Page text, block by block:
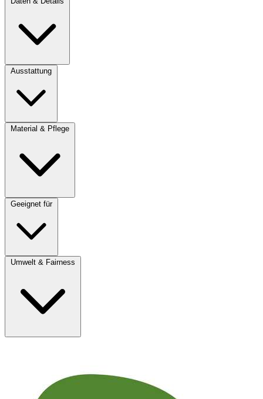
Ausstattung
Material & Pflege
Geeignet für
Umwelt & Fairness